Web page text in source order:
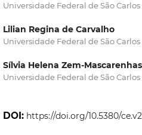
Universidade Federal de São Carlos
Lilian Regina de Carvalho
Universidade Federal de São Carlos
Sílvia Helena Zem-Mascarenhas
Universidade Federal de São Carlos
DOI: https://doi.org/10.5380/